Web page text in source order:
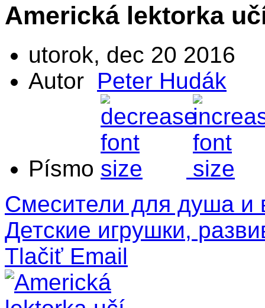
Americká lektorka
utorok, dec 20 2016
Autor Peter Hudák
Písmo
Смесители для душа и
Детские игрушки,
Tlačiť Email